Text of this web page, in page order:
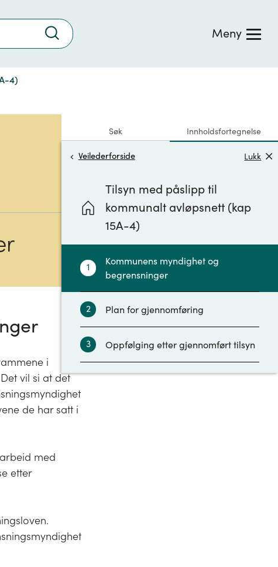
Trykk
søke
Meny
4)
Søk Innholdsfortegnelse
Veilederforside Lukk
Tilsyn med påslipp til
kommunalt avløpsnett (kap
15A-4)
1
Kommunens myndighet og
begrensninger
2 Plan for gjennomføring
3 Oppfølging etter gjennomført tilsyn
i
vil si at det
de har satt i
med
etter